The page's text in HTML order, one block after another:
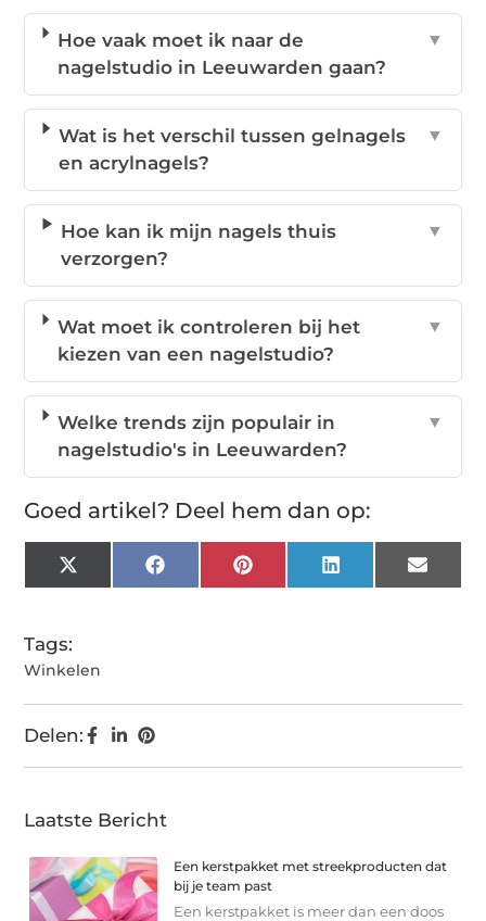
Hoe vaak moet ik naar de
nagelstudio in Leeuwarden gaan?
▼
Wat is het verschil tussen gelnagels
en acrylnagels?
▼
Hoe kan ik mijn nagels thuis
verzorgen?
▼
Wat moet ik controleren bij het
kiezen van een nagelstudio?
▼
Welke trends zijn populair in
nagelstudio's in Leeuwarden?
▼
Goed artikel? Deel hem dan op:
X
(Twitter)
FacebookPinterest LinkedIn Email
Tags:
Winkelen
Delen:
Laatste Bericht
Een kerstpakket met streekproducten dat
bij je team past
Een kerstpakket is meer dan een doos